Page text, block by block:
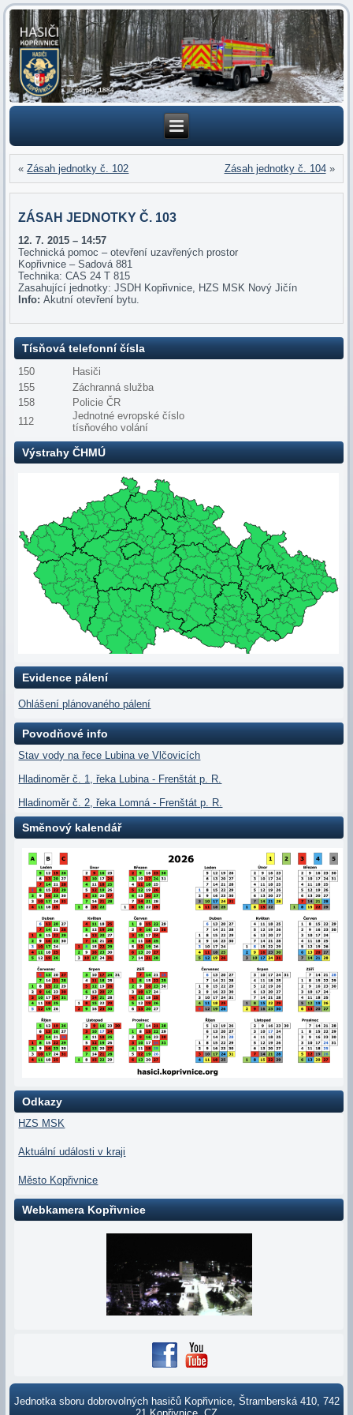
«Zásah jednotky č. 102 Zásah jednotky č. 104»
ZÁSAH JEDNOTKY Č. 103
12. 7. 2015 – 14:57
Technická pomoc – otevření uzavřených prostor
Kopřivnice – Sadová 881
Technika: CAS 24 T 815
Zasahující jednotky: JSDH Kopřivnice, HZS MSK Nový Jičín
Info: Akutní otevření bytu.
Tísňová telefonní čísla
150
Hasiči
155
Záchranná služba
158
Policie ČR
112
Jednotné evropské číslo
tísňového volání
Výstrahy ČHMÚ
Evidence pálení
Ohlášení plánovaného pálení
Povodňové info
Stav vody na řece Lubina ve Vlčovicích
Hladinoměr č. 1, řeka Lubina - Frenštát p. R.
Hladinoměr č. 2, řeka Lomná - Frenštát p. R.
Směnový kalendář
Odkazy
HZS MSK
Aktuální události v kraji
Město Kopřivnice
Webkamera Kopřivnice
Jednotka sboru dobrovolných hasičů Kopřivnice, Štramberská 410, 742